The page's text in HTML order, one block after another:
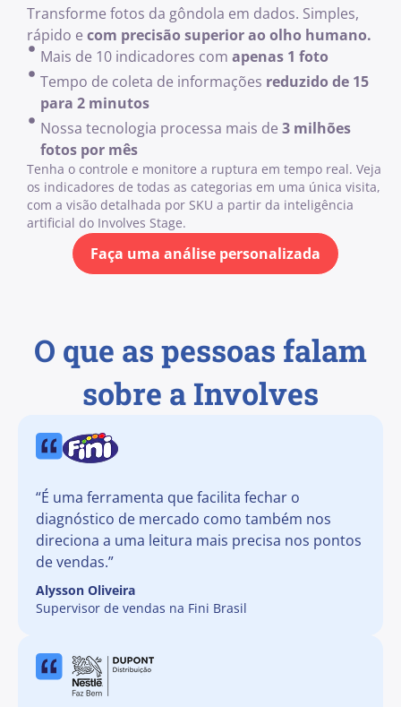
Transforme fotos da gôndola em dados. Simples,
rápido e com precisão superior ao olho humano.
Mais de 10 indicadores com apenas 1 foto
Tempo de coleta de informações reduzido de 15
para 2 minutos
Nossa tecnologia processa mais de 3 milhões
fotos por mês
Tenha o controle e monitore a ruptura em tempo real. Veja
os indicadores de todas as categorias em uma única visita,
com a visão detalhada por SKU a partir da inteligência
artificial do Involves Stage.
Faça uma análise personalizada
O que as pessoas falam
sobre a Involves
“É uma ferramenta que facilita fechar o
diagnóstico de mercado como também nos
direciona a uma leitura mais precisa nos pontos
de vendas.”
Alysson Oliveira
Supervisor de vendas na Fini Brasil